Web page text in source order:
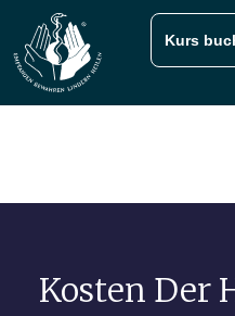
Kurs
Kosten Der